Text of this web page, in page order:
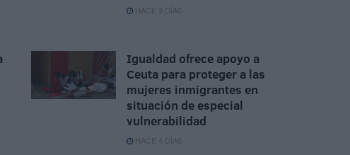
HACE 3 DÍAS
Igualdad ofrece apoyo a
Ceuta para proteger a las
mujeres inmigrantes en
situación de especial
vulnerabilidad
HACE 4 DÍAS